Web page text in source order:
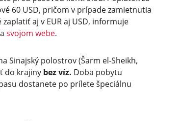
60 USD, pričom v prípade zamietnutia
aj v EUR aj USD, informuje
svojom webe.
Sinajský polostrov (Šarm el-Sheikh,
do krajiny bez víz. Doba pobytu
dostanete po prílete špeciálnu